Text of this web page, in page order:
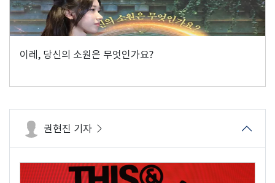
이레, 당신의 소원은 무엇인가요?
권현진 기자